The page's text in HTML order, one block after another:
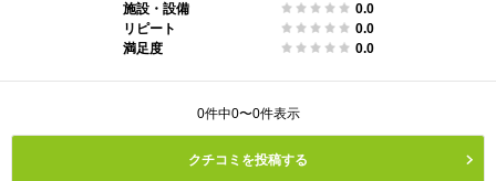
施設・設備
0.0
リピート
0.0
満足度
0.0
0件中0〜0件表示
クチコミを投稿する